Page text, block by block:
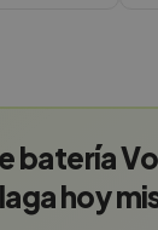
batería
hoy